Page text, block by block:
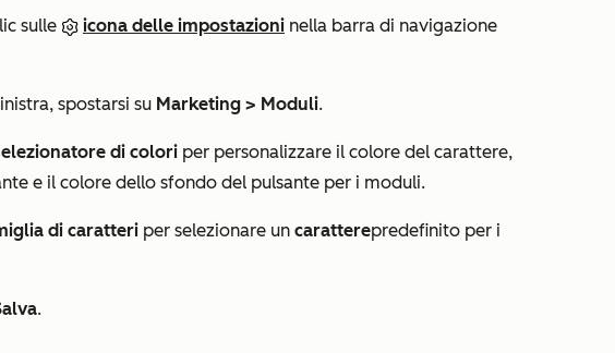
sulle icona delle impostazioni nella barra di navigazione
spostarsi su Marketing > Moduli.
di colori per personalizzare il colore del carattere,
e il colore dello sfondo del pulsante per i moduli.
di caratteri per selezionare un caratterepredefinito per i
.